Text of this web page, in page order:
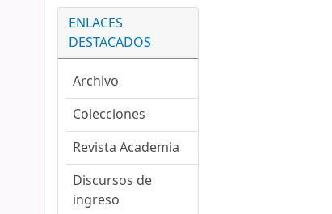
ENLACES
DESTACADOS
Archivo
Colecciones
Revista Academia
Discursos de
ingreso